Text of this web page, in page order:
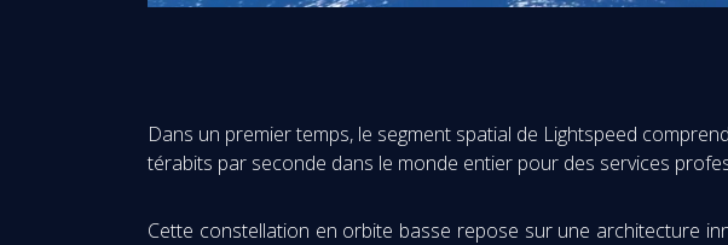
Dans un premier temps, le segment spatial de Lightspeed
térabits par seconde dans le monde entier pour des services
Cette constellation en orbite basse repose sur une architecture